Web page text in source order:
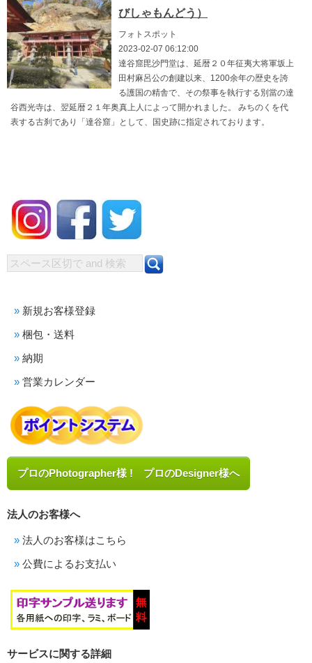
びしゃもんどう）
フォトスポット
2023-02-07 06:12:00
達谷窟毘沙門堂は、延暦２０年征夷大将軍坂上
田村麻呂公の創建以来、1200余年の歴史を誇
る護国の精舎で、その祭事を執行する別當の達
谷西光寺は、翌延暦２１年奥真上人によって開かれました。 みちのくを代
表する古刹であり「達谷窟」として、国史跡に指定されております。
新規お客様登録
梱包・送料
納期
営業カレンダー
プロのPhotographer様 ! プロのDesigner様へ
法人のお客様へ
法人のお客様はこちら
公費によるお支払い
サービスに関する詳細